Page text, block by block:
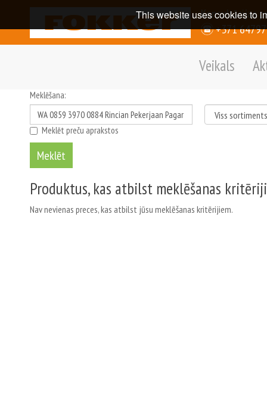
Konsultācijas
+371
Veikals
Meklēšana:
Meklēt preču aprakstos
Produktus, kas atbilst meklēšanas
Nav nevienas preces, kas atbilst jūsu meklēšanas kritērijiem.
This website uses cookies to